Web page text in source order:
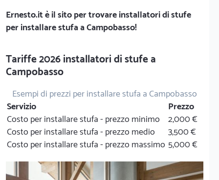
Ernesto.itè il sito per trovare installatori di stufe
per installare stufa a Campobasso!
Tariffe 2026 installatori di stufe a
Campobasso
Esempi di prezzi per installare stufa a Campobasso
Servizio
Prezzo
Costo per installare stufa - prezzo minimo 2,000 €
Costo per installare stufa - prezzo medio
3,500 €
Costo per installare stufa - prezzo massimo 5,000 €